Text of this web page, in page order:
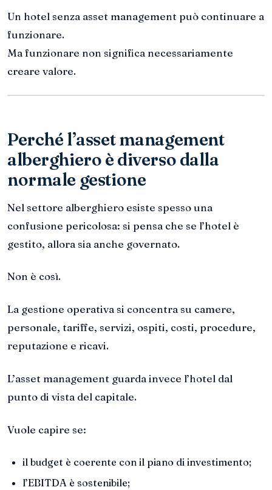
Un hotel senza asset management può continuare a
funzionare.
Ma funzionare non significa necessariamente
creare valore.
Perché l’asset management
alberghiero è diverso dalla
normale gestione
Nel settore alberghiero esiste spesso una
confusione pericolosa: si pensa che se l’hotel è
gestito, allora sia anche governato.
Non è così.
La gestione operativa si concentra su camere,
personale, tariffe, servizi, ospiti, costi, procedure,
reputazione e ricavi.
L’asset management guarda invece l’hotel dal
punto di vista del capitale.
Vuole capire se:
il budget è coerente con il piano di investimento;
l’EBITDA è sostenibile;